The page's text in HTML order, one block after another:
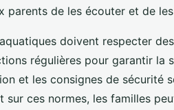
parents de les écouter et de
doivent respecter des
régulières pour garantir la
et les consignes de sécurité
sur ces normes, les familles